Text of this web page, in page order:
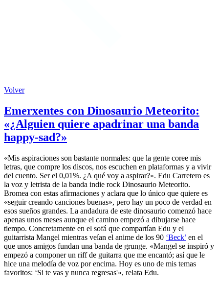
Volver
Emerxentes con Dinosaurio Meteorito:
«¿Alguien quiere apadrinar una banda
happy-sad?»
«Mis aspiraciones son bastante normales: que la gente coree mis
letras, que compre los discos, nos escuchen en plataformas y a vivir
del cuento. Ser el 0,01%. ¿A qué voy a aspirar?». Edu Carretero es
la voz y letrista de la banda indie rock Dinosaurio Meteorito.
Bromea con estas afirmaciones y aclara que lo único que quiere es
«seguir creando canciones buenas», pero hay un poco de verdad en
esos sueños grandes. La andadura de este dinosaurio comenzó hace
apenas unos meses aunque el camino empezó a dibujarse hace
tiempo. Concretamente en el sofá que compartían Edu y el
guitarrista Mangel mientras veían el anime de los 90 ‘Beck’ en el
que unos amigos fundan una banda de grunge. «Mangel se inspiró y
empezó a componer un riff de guitarra que me encantó; así que le
hice una melodía de voz por encima. Hoy es uno de mis temas
favoritos: ‘Si te vas y nunca regresas'», relata Edu.